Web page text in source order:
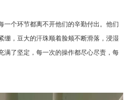
一个环节都离不开他们的辛勤付出。他们
绷，豆大的汗珠顺着脸颊不断滑落，浸湿
满了坚定，每一次的操作都尽心尽责，每